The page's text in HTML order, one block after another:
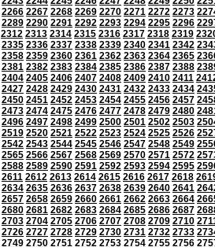
2266 2267 2268 2269 2270 2271 2272 2273
2289 2290 2291 2292 2293 2294 2295 2296
2312 2313 2314 2315 2316 2317 2318 2319
2335 2336 2337 2338 2339 2340 2341 2342
2358 2359 2360 2361 2362 2363 2364 2365
2381 2382 2383 2384 2385 2386 2387 2388
2404 2405 2406 2407 2408 2409 2410 2411
2427 2428 2429 2430 2431 2432 2433 2434
2450 2451 2452 2453 2454 2455 2456 2457
2473 2474 2475 2476 2477 2478 2479 2480
2496 2497 2498 2499 2500 2501 2502 2503
2519 2520 2521 2522 2523 2524 2525 2526
2542 2543 2544 2545 2546 2547 2548 2549
2565 2566 2567 2568 2569 2570 2571 2572
2588 2589 2590 2591 2592 2593 2594 2595
2611 2612 2613 2614 2615 2616 2617 2618
2634 2635 2636 2637 2638 2639 2640 2641
2657 2658 2659 2660 2661 2662 2663 2664
2680 2681 2682 2683 2684 2685 2686 2687
2703 2704 2705 2706 2707 2708 2709 2710
2726 2727 2728 2729 2730 2731 2732 2733
2749 2750 2751 2752 2753 2754 2755 2756